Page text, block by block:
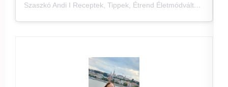
Szaszkó Andi I Receptek, Tippek, Étrend Életmódváltóknak (@salatagyar_szaszko_andi) által megosztott bejegyzés